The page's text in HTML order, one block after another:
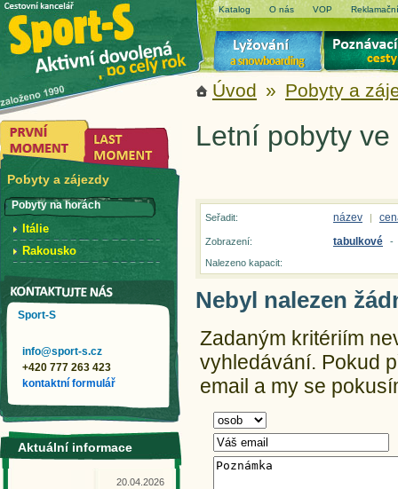
Katalog O nás VOP
Úvod » Pobyty a
Letní pobyty
Seřadit: název |
Zobrazení: tabulkové
-
Nalezeno kapacit:
Nebyl nalezen
Zadaným kritériím
vyhledávání. Pokud
email a my se
Pobyty a zájezdy
Pobyty na horách
Itálie
Rakousko
Sport-S
info@sport-s.cz
+420 777 263 423
kontaktní formulář
Aktuální informace
20.04.2026